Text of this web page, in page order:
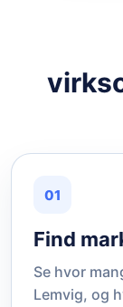
01
Find
Se hvor
Lemvig, og